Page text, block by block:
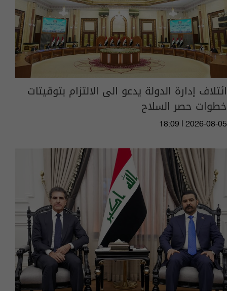
ائتلاف إدارة الدولة يدعو الى الالتزام بتوقيتات
خطوات حصر السلاح
18:09 | 2026-08-05